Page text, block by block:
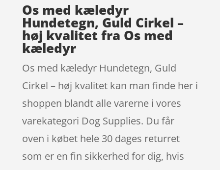
Os med kæledyr
Hundetegn, Guld Cirkel –
høj kvalitet fra Os med
kæledyr
Os med kæledyr Hundetegn, Guld
Cirkel – høj kvalitet kan man finde her i
shoppen blandt alle varerne i vores
varekategori Dog Supplies. Du får
oven i købet hele 30 dages returret
som er en fin sikkerhed for dig, hvis